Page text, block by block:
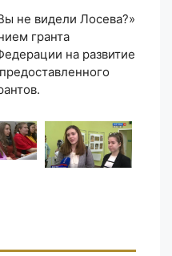
не видели Лосева?»
гранта
на развитие